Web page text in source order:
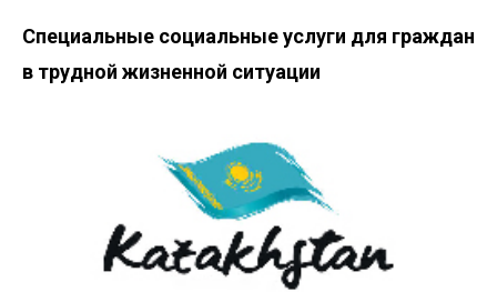
Специальные социальные услуги для граждан
в трудной жизненной ситуации